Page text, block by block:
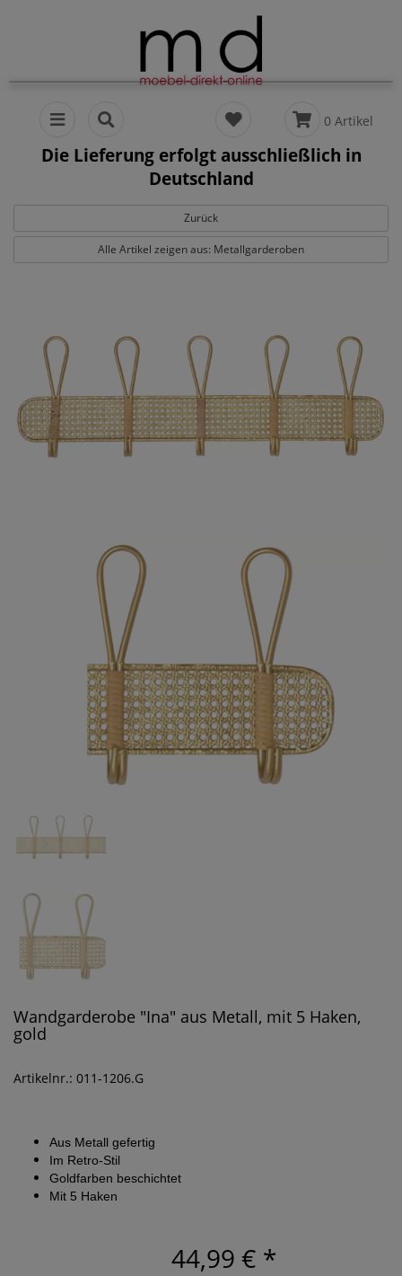
0 Artikel
Die Lieferung erfolgt ausschließlich in
Deutschland
Zurück
Alle Artikel zeigen aus: Metallgarderoben
Wandgarderobe "Ina" aus Metall, mit 5 Haken,
gold
Artikelnr.: 011-1206.G
Aus Metall gefertig
Im Retro-Stil
Goldfarben beschichtet
Mit 5 Haken
44,99 € *